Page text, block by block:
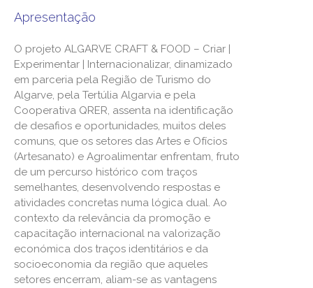
Apresentação
O projeto ALGARVE CRAFT & FOOD – Criar |
Experimentar | Internacionalizar, dinamizado
em parceria pela Região de Turismo do
Algarve, pela Tertúlia Algarvia e pela
Cooperativa QRER, assenta na identificação
de desafios e oportunidades, muitos deles
comuns, que os setores das Artes e Ofícios
(Artesanato) e Agroalimentar enfrentam, fruto
de um percurso histórico com traços
semelhantes, desenvolvendo respostas e
atividades concretas numa lógica dual. Ao
contexto da relevância da promoção e
capacitação internacional na valorização
económica dos traços identitários e da
socioeconomia da região que aqueles
setores encerram, aliam-se as vantagens